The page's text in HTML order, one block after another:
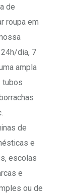
de
roupa em
dia, 7
ampla
tubos
de
e
escolas
e
ou de